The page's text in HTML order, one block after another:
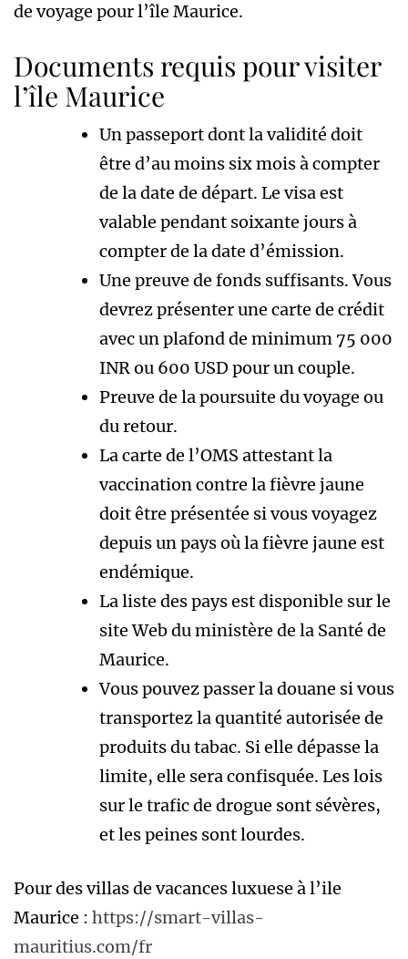
de voyage pour l’île Maurice.
Documents requis pour visiter
l’île Maurice
Un passeport dont la validité doit
être d’au moins six mois à compter
de la date de départ. Le visa est
valable pendant soixante jours à
compter de la date d’émission.
Une preuve de fonds suffisants. Vous
devrez présenter une carte de crédit
avec un plafond de minimum 75 000
INR ou 600 USD pour un couple.
Preuve de la poursuite du voyage ou
du retour.
La carte de l’OMS attestant la
vaccination contre la fièvre jaune
doit être présentée si vous voyagez
depuis un pays où la fièvre jaune est
endémique.
La liste des pays est disponible sur le
site Web du ministère de la Santé de
Maurice.
Vous pouvez passer la douane si vous
transportez la quantité autorisée de
produits du tabac. Si elle dépasse la
limite, elle sera confisquée. Les lois
sur le trafic de drogue sont sévères,
et les peines sont lourdes.
Pour des villas de vacances luxuese à l’ile
Maurice : https://smart-villas-
mauritius.com/fr